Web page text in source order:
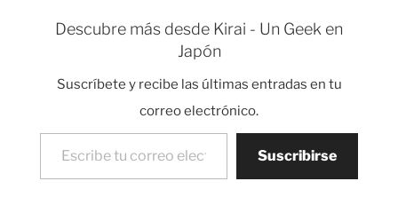
Descubre más desde Kirai - Un Geek en
Japón
Suscríbete y recibe las últimas entradas en tu
correo electrónico.
Escribe tu correo electrónico…
Suscribirse